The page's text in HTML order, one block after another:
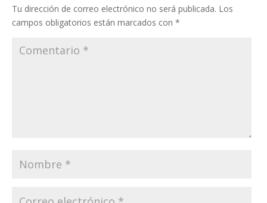
Tu dirección de correo electrónico no será publicada. Los
campos obligatorios están marcados con *